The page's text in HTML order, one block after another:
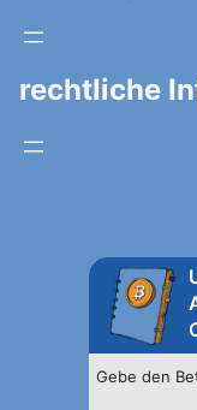
rechtliche
Gebe den